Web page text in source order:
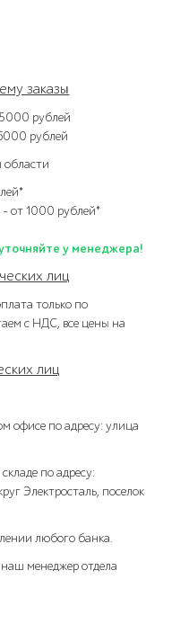
заказы
рублей
рублей
области
от 1000 рублей*
у менеджера!
лиц
только по
с НДС, все цены на
лиц
офисе по адресу: улица
по адресу:
Электросталь, поселок
любого банка.
менеджер отдела